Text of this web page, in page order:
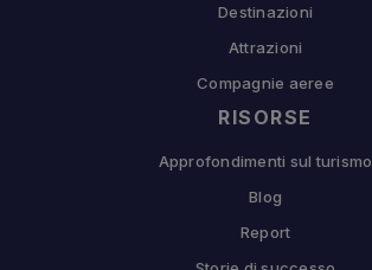
Destinazioni
Attrazioni
Compagnie aeree
RISORSE
Approfondimenti sul turismo
Blog
Report